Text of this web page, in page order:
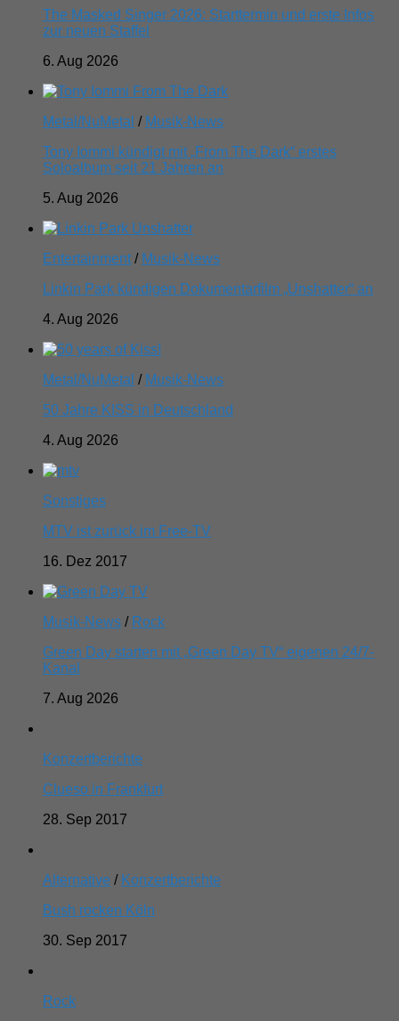
The Masked Singer 2026: Starttermin und erste Infos
zur neuen Staffel
6. Aug 2026
Metal/NuMetal / Musik-News
Tony Iommi kündigt mit „From The Dark“ erstes
Soloalbum seit 21 Jahren an
5. Aug 2026
Entertainment / Musik-News
Linkin Park kündigen Dokumentarfilm „Unshatter“ an
4. Aug 2026
Metal/NuMetal / Musik-News
50 Jahre KISS in Deutschland
4. Aug 2026
Sonstiges
MTV ist zurück im Free-TV
16. Dez 2017
Musik-News / Rock
Green Day starten mit „Green Day TV“ eigenen 24/7-
Kanal
7. Aug 2026
Konzertberichte
Clueso in Frankfurt
28. Sep 2017
Alternative / Konzertberichte
Bush rocken Köln
30. Sep 2017
Rock